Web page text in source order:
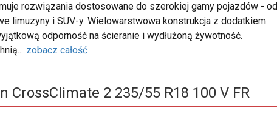
rozwiązania dostosowane do szerokiej gamy pojazdów - od
limuzyny i SUV-y. Wielowarstwowa konstrukcja z dodatkiem
odporność na ścieranie i wydłużoną żywotność.
... zobacz całość
CrossClimate 2 235/55 R18 100 V FR